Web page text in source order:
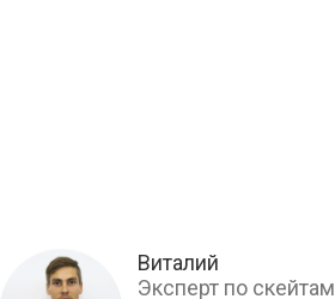
Виталий
Эксперт по скейтам